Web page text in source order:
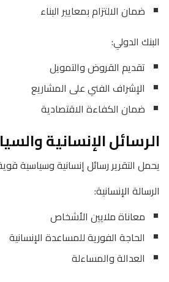
ضمان الالتزام بمعايير البناء
البنك الدولي:
تقديم القروض والتمويل
الإشراف الفني على المشاريع
ضمان الكفاءة الاقتصادية
الرسائل الإنسانية
يحمل التقرير رسائل إنسانية وسياسية
الرسالة الإنسانية:
معاناة ملايين الأشخاص
الحاجة الفورية للمساعدة الإنسانية
العدالة والمساءلة